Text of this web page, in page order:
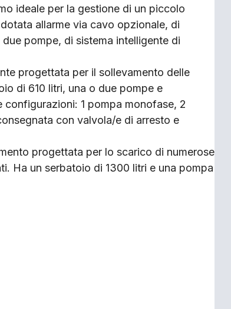
ideale per la gestione di un piccolo
allarme via cavo opzionale, di
pompe, di sistema intelligente di
progettata per il sollevamento delle
di 610 litri, una o due pompe e
1 pompa monofase, 2
con valvola/e di arresto e
progettata per lo scarico di numerose
Ha un serbatoio di 1300 litri e una pompa